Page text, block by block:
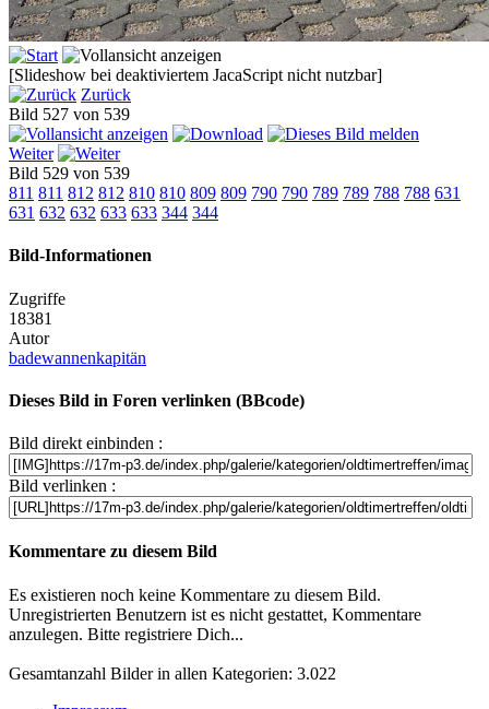
[Slideshow bei deaktiviertem JacaScript nicht nutzbar]
Zurück
Bild 527 von 539
Weiter
Bild 529 von 539
811 811 812 812 810 810 809 809 790 790 789 789 788 788 631
631 632 632 633 633 344 344
Bild-Informationen
Zugriffe
18381
Autor
badewannenkapitän
Dieses Bild in Foren verlinken (BBcode)
Bild direkt einbinden :
Bild verlinken :
Kommentare zu diesem Bild
Es existieren noch keine Kommentare zu diesem Bild.
Unregistrierten Benutzern ist es nicht gestattet, Kommentare
anzulegen. Bitte registriere Dich...
Gesamtanzahl Bilder in allen Kategorien: 3.022